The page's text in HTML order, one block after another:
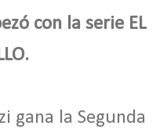
con la serie EL
gana la Segunda